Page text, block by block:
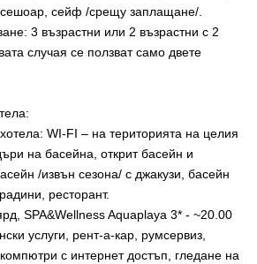
сейф /срещу заплащане/.
3 възрастни или 2 възрастни с 2
случая се ползват само двете
WI-FI – на територията на целия
на басейна, открит басейн и
/извън сезона/ с джакузи, басейн
ресторант.
SPA&Wellness Aquaplaya 3* - ~20.00
услуги, рент-а-кар, румсервиз,
с интернет достъп, гледане на